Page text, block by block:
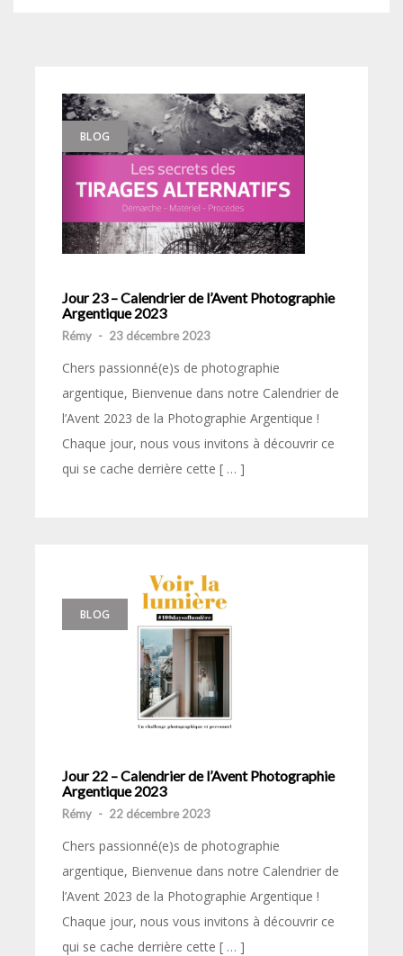
BLOG
Jour 23 – Calendrier de l’Avent Photographie
Argentique 2023
Rémy - 23 décembre 2023
Chers passionné(e)s de photographie
argentique, Bienvenue dans notre Calendrier de
l’Avent 2023 de la Photographie Argentique !
Chaque jour, nous vous invitons à découvrir ce
qui se cache derrière cette [ … ]
BLOG
Jour 22 – Calendrier de l’Avent Photographie
Argentique 2023
Rémy - 22 décembre 2023
Chers passionné(e)s de photographie
argentique, Bienvenue dans notre Calendrier de
l’Avent 2023 de la Photographie Argentique !
Chaque jour, nous vous invitons à découvrir ce
qui se cache derrière cette [ … ]